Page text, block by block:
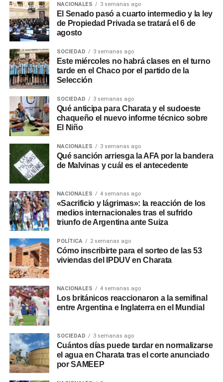
Másnoticias de Charata enCharataChaco.Net.
NACIONALES 3 semanas ago
El Senado pasó a cuarto intermedio y la ley
de Propiedad Privada se tratará el 6 de
agosto
SOCIEDAD 3 semanas ago
Este miércoles no habrá clases en el turno
tarde en el Chaco por el partido de la
Selección
SOCIEDAD 3 semanas ago
Qué anticipa para Charata y el sudoeste
chaqueño el nuevo informe técnico sobre
El Niño
NACIONALES 3 semanas ago
Qué sanción arriesga la AFA por la bandera
de Malvinas y cuál es el antecedente
NACIONALES 4 semanas ago
«Sacrificio y lágrimas»: la reacción de los
medios internacionales tras el sufrido
triunfo de Argentina ante Suiza
POLÍTICA 2 semanas ago
Cómo inscribirte para el sorteo de las 53
viviendas del IPDUV en Charata
NACIONALES 4 semanas ago
Los británicos reaccionaron a la semifinal
entre Argentina e Inglaterra en el Mundial
SOCIEDAD 3 semanas ago
Cuántos días puede tardar en normalizarse
el agua en Charata tras el corte anunciado
por SAMEEP